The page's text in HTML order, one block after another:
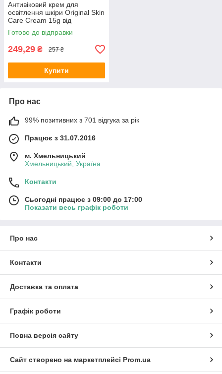
Антивіковий крем для
освітлення шкіри Original Skin
Care Cream 15g від
пігментації
Готово до відправки
249,29 ₴ 257 ₴
Купити
Про нас
99% позитивних з 701 відгука за рік
Працює з 31.07.2016
м. Хмельницький
Хмельницький, Україна
Контакти
Сьогодні працює з 09:00 до 17:00
Показати весь графік роботи
Про нас
Контакти
Доставка та оплата
Графік роботи
Повна версія сайту
Сайт створено на маркетплейсі Prom.ua